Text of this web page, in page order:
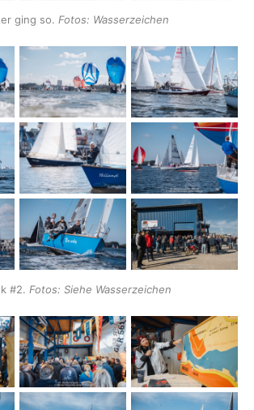
ging so. Fotos: Wasserzeichen
#2. Fotos: Siehe Wasserzeichen